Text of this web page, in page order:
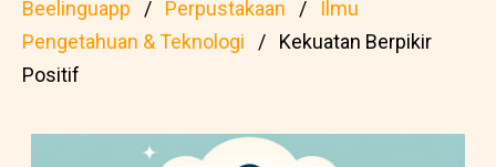
Beelinguapp Perpustakaan
Ilmu
Pengetahuan & Teknologi
Kekuatan Berpikir
Positif